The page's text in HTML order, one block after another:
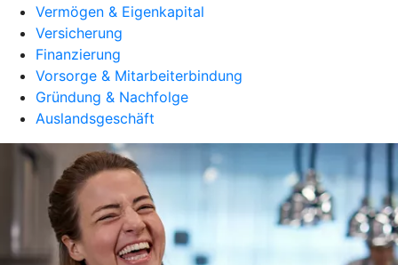
Vermögen & Eigenkapital
Versicherung
Finanzierung
Vorsorge & Mitarbeiterbindung
Gründung & Nachfolge
Auslandsgeschäft